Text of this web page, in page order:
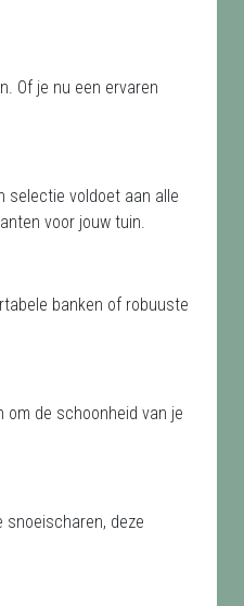
Of je nu een ervaren
selectie voldoet aan alle
voor jouw tuin.
banken of robuuste
om de schoonheid van je
snoeischaren, deze